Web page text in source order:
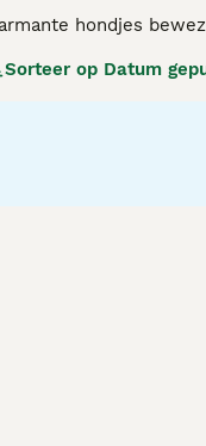
hondjes
zijn. Ze doen
Sorteer op Datum